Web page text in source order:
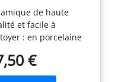
cuitsPorcelaine,
Rétro Chinois,
Dessert,
Muesli, Riz,
Nouilles
17,8 cm,
de haute
et facile à
: en porcelaine
Grâce au
en émail
€